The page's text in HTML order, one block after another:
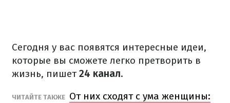
Сегодня у вас появятся интересные идеи,
которые вы сможете легко претворить в
жизнь, пишет24 канал.
ЧИТАЙТЕ ТАКЖЕ От них сходят с ума женщины: